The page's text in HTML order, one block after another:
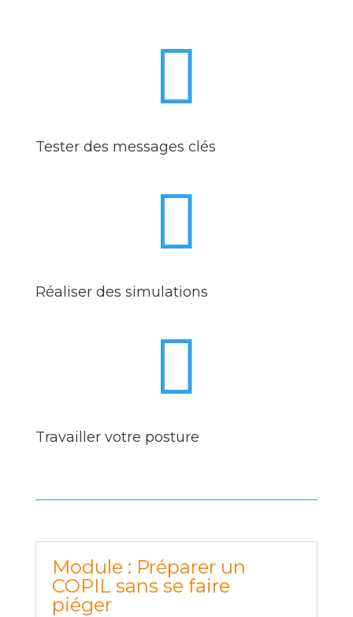

Tester des messages clés

Réaliser des simulations

Travailler votre posture
Module : Préparer un
COPIL sans se faire
piéger